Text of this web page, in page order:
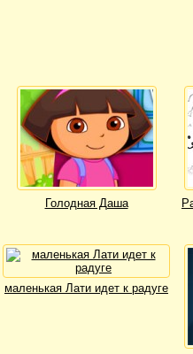
Голодная Даша
маленькая Лати идет к радуге